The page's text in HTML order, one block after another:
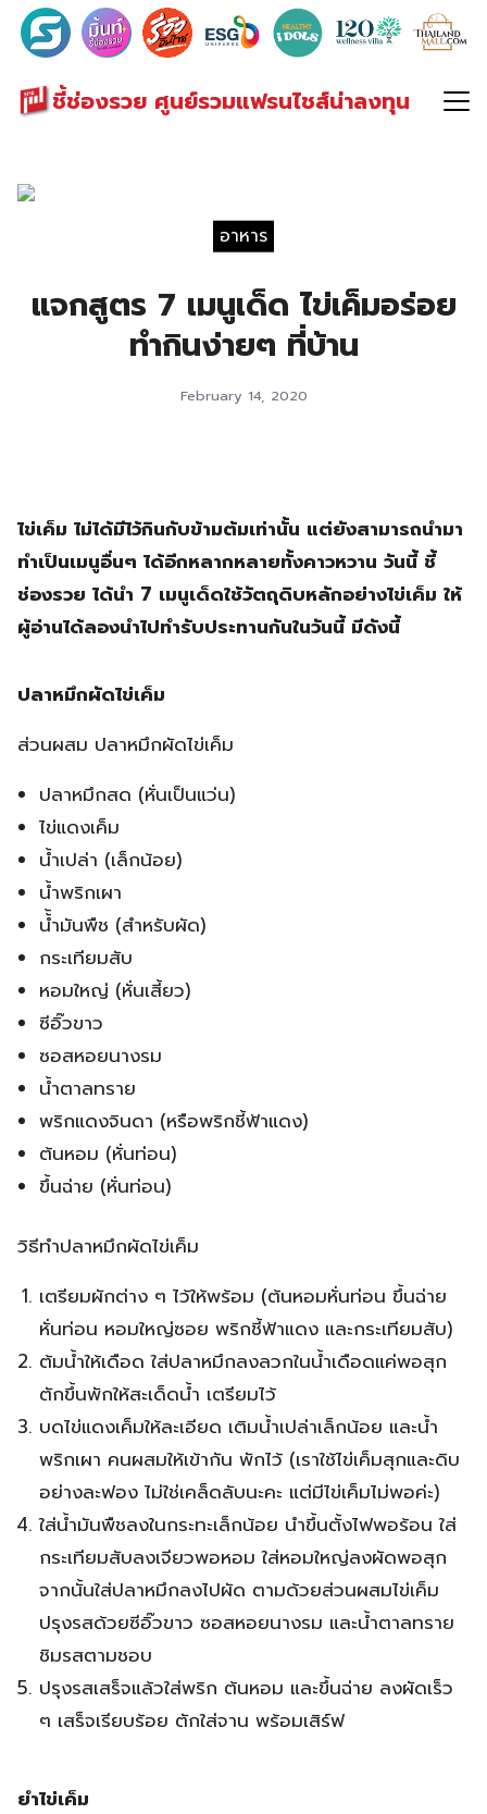
ชี้ช่องรวย ศูนย์รวมแฟรนไชส์น่าลงทุน
Search
for:
อาหาร
แจกสูตร 7 เมนูเด็ด ไข่เค็มอร่อย
ทำกินง่ายๆ ที่บ้าน
February 14, 2020
ไข่เค็ม ไม่ได้มีไว้กินกับข้ามต้มเท่านั้น แต่ยังสามารถนำมา
ทำเป็นเมนูอื่นๆ ได้อีกหลากหลายทั้งคาวหวาน วันนี้ ชี้
ช่องรวย ได้นำ 7 เมนูเด็ดใช้วัตถุดิบหลักอย่างไข่เค็ม ให้
ผู้อ่านได้ลองนำไปทำรับประทานกันในวันนี้ มีดังนี้
ปลาหมึกผัดไข่เค็ม
ส่วนผสม ปลาหมึกผัดไข่เค็ม
ปลาหมึกสด (หั่นเป็นแว่น)
ไข่แดงเค็ม
น้ำเปล่า (เล็กน้อย)
น้ำพริกเผา
น้้ำมันพืช (สำหรับผัด)
กระเทียมสับ
หอมใหญ่ (หั่นเสี้ยว)
ซีอิ๊วขาว
ซอสหอยนางรม
น้ำตาลทราย
พริกแดงจินดา (หรือพริกชี้ฟ้าแดง)
ต้นหอม (หั่นท่อน)
ขึ้นฉ่าย (หั่นท่อน)
วิธีทำปลาหมึกผัดไข่เค็ม
เตรียมผักต่าง ๆ ไว้ให้พร้อม (ต้นหอมหั่นท่อน ขึ้นฉ่าย
หั่นท่อน หอมใหญ่ซอย พริกชี้ฟ้าแดง และกระเทียมสับ)
ต้มน้ำให้เดือด ใส่ปลาหมึกลงลวกในน้ำเดือดแค่พอสุก
ตักขึ้นพักให้สะเด็ดน้ำ เตรียมไว้
บดไข่แดงเค็มให้ละเอียด เติมน้ำเปล่าเล็กน้อย และน้ำ
พริกเผา คนผสมให้เข้ากัน พักไว้ (เราใช้ไข่เค็มสุกและดิบ
อย่างละฟอง ไม่ใช่เคล็ดลับนะคะ แต่มีไข่เค็มไม่พอค่ะ)
ใส่น้ำมันพืชลงในกระทะเล็กน้อย นำขึ้นตั้งไฟพอร้อน ใส่
กระเทียมสับลงเจียวพอหอม ใส่หอมใหญ่ลงผัดพอสุก
จากนั้นใส่ปลาหมึกลงไปผัด ตามด้วยส่วนผสมไข่เค็ม
ปรุงรสด้วยซีอิ๊วขาว ซอสหอยนางรม และน้ำตาลทราย
ชิมรสตามชอบ
ปรุงรสเสร็จแล้วใส่พริก ต้นหอม และขึ้นฉ่าย ลงผัดเร็ว
ๆ เสร็จเรียบร้อย ตักใส่จาน พร้อมเสิร์ฟ
ยำไข่เค็ม